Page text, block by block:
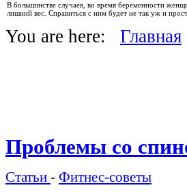
В большинстве случаев, во время беременности
лишний вес. Справиться с ним будет не так уж и
You are here: Главная
Проблемы со
Статьи - Фитнес-советы